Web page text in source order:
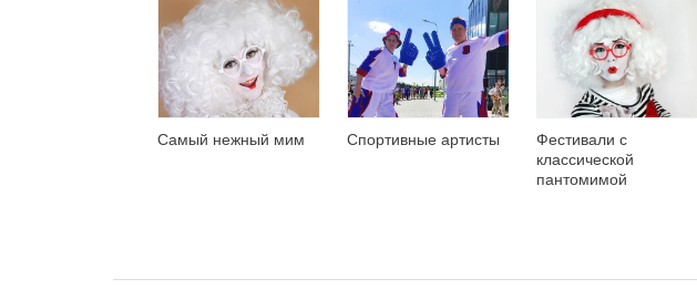
Самый нежный мим Спортивные артисты
Фестивали с
классической
пантомимой